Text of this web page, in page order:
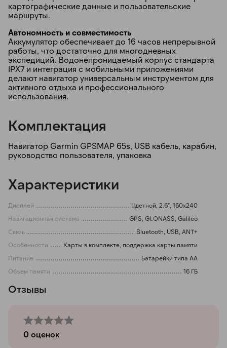
картографические данные и пользовательские
маршруты.
Автономность и совместимость
Аккумулятор обеспечивает до 16 часов непрерывной
работы, что достаточно для многодневных
экспедиций. Водонепроницаемый корпус стандарта
IPX7 и интеграция с мобильными приложениями
делают навигатор универсальным инструментом для
активного отдыха и профессионального
использования.
Комплектация
Навигатор Garmin GPSMAP 65s, USB кабель, карабин,
руководство пользователя, упаковка
Характеристики
Дисплей
Цветной, 2.6", 160x240
Навигационная система
GPS, GLONASS, Galileo
Связь
Bluetooth, USB, ANT+
Особенности
Карты в комплекте, поддержка карты памяти
Питание
Батарейки типа АА
Объем памяти
16 ГБ
Отзывы
0 оценок